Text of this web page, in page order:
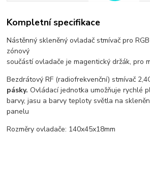
Kompletní specifikace
Nástěnný skleněný ovladač stmívač pro
zónový
součástí ovladače je magentický držák, pro
Bezdrátový RF (radiofrekvenční) stmívač
pásky.Ovládací jednotka umožňuje rychlé
barvy, jasu a barvy teploty světla na
panelu
Rozměry ovladače: 140x45x18mm